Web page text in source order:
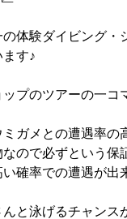
体験ダイビング・
す♪
ップのツアーの一
ガメとの遭遇率の
ので必ずという保
確率での遭遇が出
と泳げるチャンス